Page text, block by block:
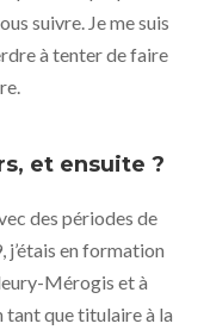
suivre. Je me suis
à tenter de faire
et ensuite ?
des périodes de
j’étais en formation
Mérogis et à
tant que titulaire à la